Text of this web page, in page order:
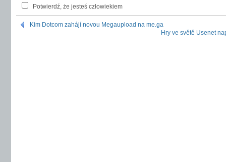
Potwierdź, że jesteś człowiekiem
Kim Dotcom zahájí novou Megaupload na me.ga
Hry ve světě Usenet